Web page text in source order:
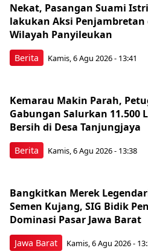
Berita
Nekat, Pasangan Suami Istri
lakukan Aksi Penjambretan
Wilayah Panyileukan
Kamis, 6 Agu 2026 - 13:41
Berita
Kemarau Makin Parah,
Gabungan Salurkan 11.500
Bersih di Desa Tanjungjaya
Kamis, 6 Agu 2026 - 13:38
Jawa Barat
Bangkitkan Merek
Semen Kujang, SIG Bidik
Dominasi Pasar Jawa Barat
Kamis, 6 Agu 2026 -